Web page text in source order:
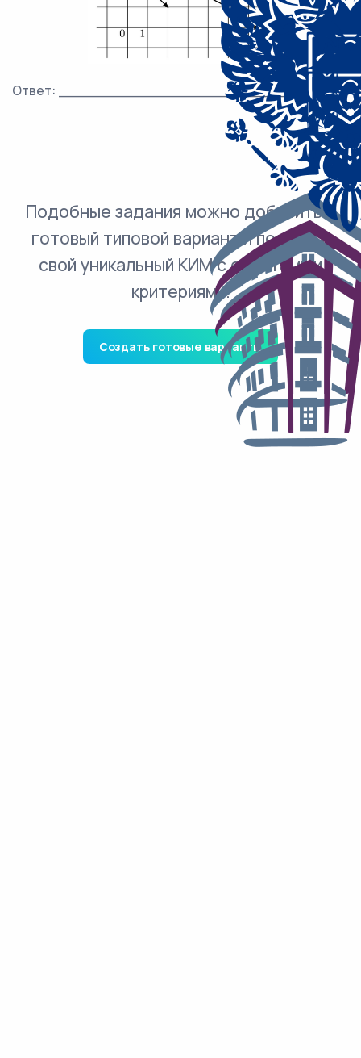
Ответ: ___________________________.
Подобные задания можно добавить в
готовый типовой вариант и получить
свой уникальный КИМ с ответами и
критериями.
Создать готовые варианты